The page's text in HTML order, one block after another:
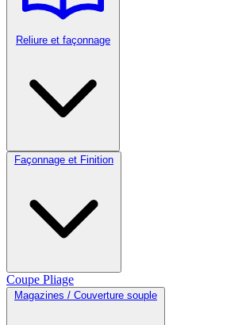
Reliure et façonnage
Façonnage et Finition
Coupe Pliage
Magazines / Couverture souple